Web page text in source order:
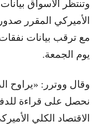
وتنتظر الأسواق
الأميركي المقرر
يوم الجمعة.
وقال ووترر: «يراوح
نحصل على قراءة
الاقتصاد الكلي